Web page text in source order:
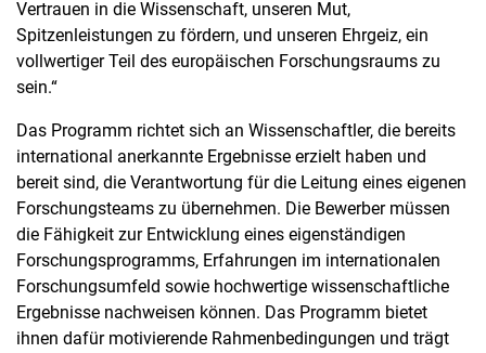
Vertrauen in die Wissenschaft, unseren Mut,
Spitzenleistungen zu fördern, und unseren Ehrgeiz, ein
vollwertiger Teil des europäischen Forschungsraums zu
sein.“
Das Programm richtet sich an Wissenschaftler, die bereits
international anerkannte Ergebnisse erzielt haben und
bereit sind, die Verantwortung für die Leitung eines eigenen
Forschungsteams zu übernehmen. Die Bewerber müssen
die Fähigkeit zur Entwicklung eines eigenständigen
Forschungsprogramms, Erfahrungen im internationalen
Forschungsumfeld sowie hochwertige wissenschaftliche
Ergebnisse nachweisen können. Das Programm bietet
ihnen dafür motivierende Rahmenbedingungen und trägt